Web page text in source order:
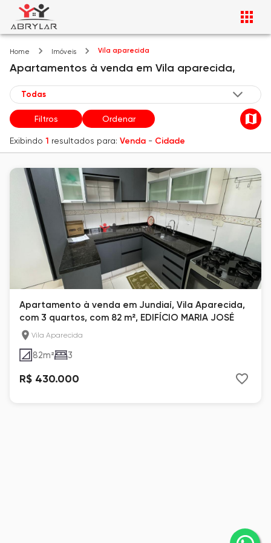
Home Imóveis Vila aparecida
Apartamentos à venda em Vila aparecida,
Filtros Ordenar
Exibindo 1 resultados para: Venda - Cidade
Apartamento à venda em Jundiaí, Vila Aparecida,
com 3 quartos, com 82 m², EDIFÍCIO MARIA JOSÉ
Vila Aparecida
82m² 3
R$ 430.000